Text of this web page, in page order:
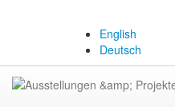
English
Deutsch